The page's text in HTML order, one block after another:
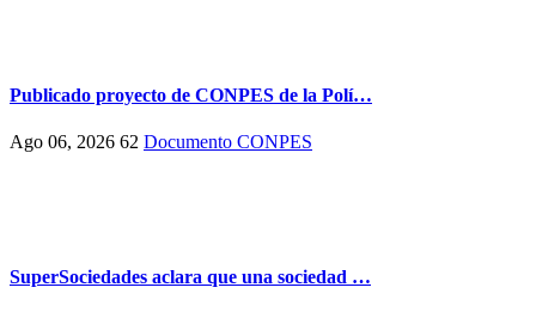
Publicado proyecto de CONPES de la Polí…
Ago 06, 2026 62 Documento CONPES
SuperSociedades aclara que una sociedad …